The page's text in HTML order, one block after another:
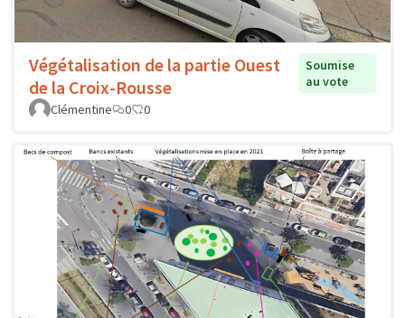
Végétalisation de la partie Ouest
de la Croix-Rousse
Soumise
au vote
Clémentine
0 0